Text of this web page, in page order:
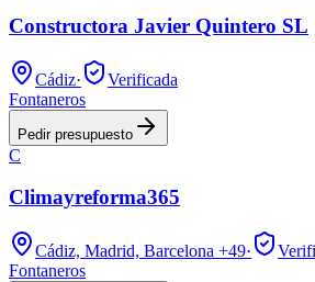
Constructora Javier Quintero SL
Cádiz·
Verificada
Fontaneros
Pedir presupuesto
C
Climayreforma365
Cádiz, Madrid, Barcelona +49·
Fontaneros